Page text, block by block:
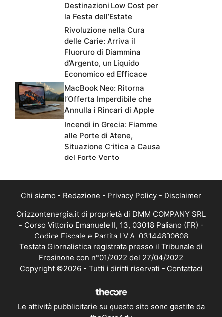
Destinazioni Low Cost per
la Festa dell’Estate
Rivoluzione nella Cura
delle Carie: Arriva il
Fluoruro di Diammina
d’Argento, un Liquido
Economico ed Efficace
MacBook Neo: Ritorna
l’Offerta Imperdibile che
Annulla i Rincari di Apple
Incendi in Grecia: Fiamme
alle Porte di Atene,
Situazione Critica a Causa
del Forte Vento
Chi siamo - Redazione - Privacy Policy - Disclaimer
Orizzontenergia.it di proprietà di DMM COMPANY SRL
- Corso Vittorio Emanuele II, 13, 03018 Paliano (FR) -
Codice Fiscale e Partita I.V.A. 03144800608
Testata Giornalistica registrata presso il Tribunale di
Frosinone con n°01/2022 del 27/04/2022
Copyright ©2026 - Tutti i diritti riservati - Contattaci
Le attività pubblicitarie su questo sito sono gestite da